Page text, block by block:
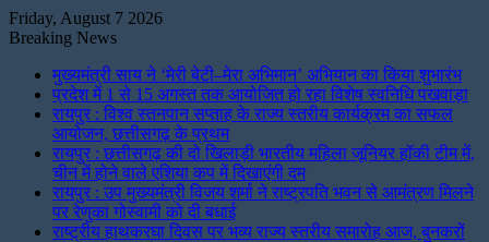
Friday, August 7 2026
Breaking News
मुख्यमंत्री साय ने ‘मेरी बेटी–मेरा अभिमान’ अभियान का किया शुभारंभ
प्रदेश में 1 से 15 अगस्त तक आयोजित हो रहा विशेष स्वनिधि पखवाड़ा
रायपुर : विश्व स्तनपान सप्ताह के राज्य स्तरीय कार्यक्रम का सफल
आयोजन, छत्तीसगढ़ के प्रथम
रायपुर : छत्तीसगढ़ की दो खिलाड़ी भारतीय महिला जूनियर हॉकी टीम में,
चीन में होने वाले एशिया कप में दिखाएंगी दम
रायपुर : उप मुख्यमंत्री विजय शर्मा ने राष्ट्रपति भवन से आमंत्रण मिलने
पर रेणुका गोस्वामी को दी बधाई
राष्ट्रीय हाथकरघा दिवस पर भव्य राज्य स्तरीय समारोह आज, बुनकरों